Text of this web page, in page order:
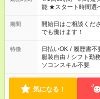
能 ★スタート時間選
20:00 など 残業なし！ ※Wワークの場合、他のお仕事と
週40時間超の就業は
間以上勤務は社会保
（日雇い派遣の原則
案内が難しい場合が
期間
開始日はご相談く
でも働けます！
特徴 日払いOK / 履歴書不
服装自由 / シフト勤務
ソコンスキル不要
気になる！